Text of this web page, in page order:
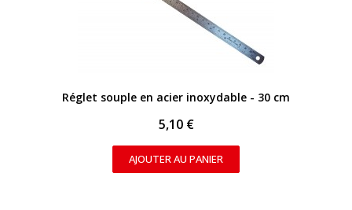
APERÇU RAPIDE
Réglet souple en acier inoxydable - 30 cm
5,10 €
AJOUTER AU PANIER